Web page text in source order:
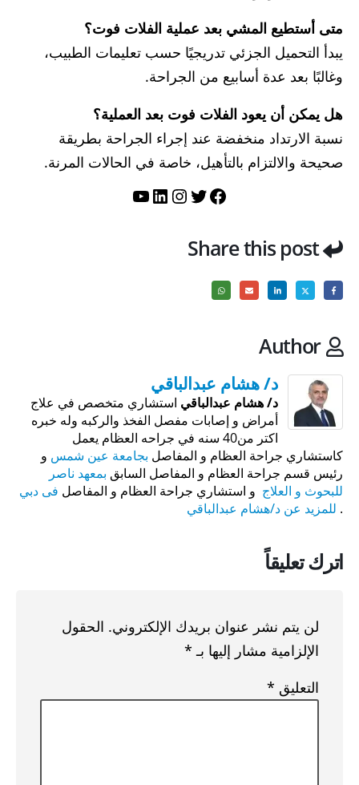
متى أستطيع المشي بعد عملية الفلات فوت؟
يبدأ التحميل الجزئي تدريجيًا حسب تعليمات الطبيب،
وغالبًا بعد عدة أسابيع من الجراحة.
هل يمكن أن يعود الفلات فوت بعد العملية؟
نسبة الارتداد منخفضة عند إجراء الجراحة بطريقة
صحيحة والالتزام بالتأهيل، خاصة في الحالات المرنة.
فيسبوك
تويترإنستجرام
لينكد إنيوتيوب
Share this post
Author
د/ هشام عبدالباقي
د/ هشام عبدالباقي استشاري متخصص في علاج
أمراض و إصابات مفصل الفخذ والركبه وله خبره
اكتر من40 سنه في جراحه العظام يعمل
كاستشاري جراحة العظام و المفاصل بجامعة عين شمس و
رئيس قسم جراحة العظام و المفاصل السابق بمعهد ناصر
للبحوث و العلاج و استشاري جراحة العظام و المفاصل فى دبي
. للمزيد عن د/هشام عبدالباقي
اترك تعليقاً
لن يتم نشر عنوان بريدك الإلكتروني. الحقول
الإلزامية مشار إليها بـ *
التعليق *